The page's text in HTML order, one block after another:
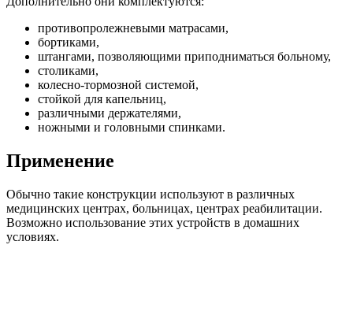
противопролежневыми матрасами,
бортиками,
штангами, позволяющими приподниматься больному,
столиками,
колесно-тормозной системой,
стойкой для капельниц,
различными держателями,
ножными и головными спинками.
Применение
Обычно такие конструкции используют в различных
медицинских центрах, больницах, центрах реабилитации.
Возможно использование этих устройств в домашних
условиях.